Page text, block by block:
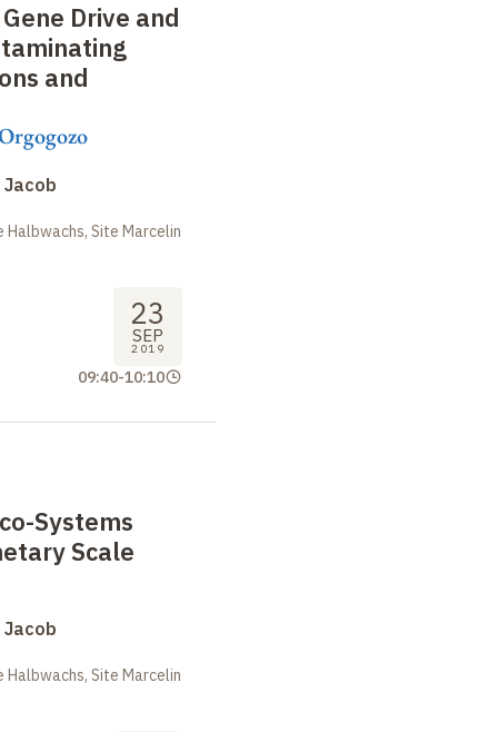
Drive and
and
Site Marcelin
23
SEP
2019
09:40-10:10
Systems
Scale
Site Marcelin